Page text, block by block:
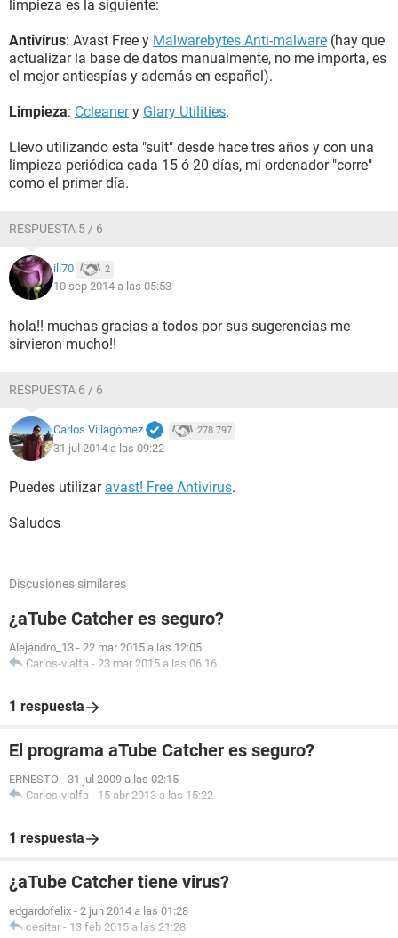
limpieza es la siguiente:
Antivirus: Avast Free y Malwarebytes Anti-malware (hay que
actualizar la base de datos manualmente, no me importa, es
el mejor antiespías y además en español).
Limpieza: Ccleanery Glary Utilities.
Llevo utilizando esta "suit" desde hace tres años y con una
limpieza periódica cada 15 ó 20 días, mi ordenador "corre"
como el primer día.
RESPUESTA 5 / 6
ili70 2
10 sep 2014 a las 05:53
hola!! muchas gracias a todos por sus sugerencias me
sirvieron mucho!!
RESPUESTA 6 / 6
Carlos Villagómez 278.797
31 jul 2014 a las 09:22
Puedes utilizar avast! Free Antivirus.
Saludos
Discusiones similares
¿aTube Catcher es seguro?
Alejandro_13 - 22 mar 2015 a las 12:05
Carlos-vialfa - 23 mar 2015 a las 06:16
1 respuesta
El programa aTube Catcher es seguro?
ERNESTO - 31 jul 2009 a las 02:15
Carlos-vialfa - 15 abr 2013 a las 15:22
1 respuesta
¿aTube Catcher tiene virus?
edgardofelix - 2 jun 2014 a las 01:28
cesitar - 13 feb 2015 a las 21:28